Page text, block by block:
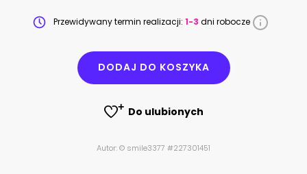
Przewidywany termin realizacji: 1-3 dni robocze
DODAJ DO KOSZYKA
Do ulubionych
Autor: © smile3377 #227301451